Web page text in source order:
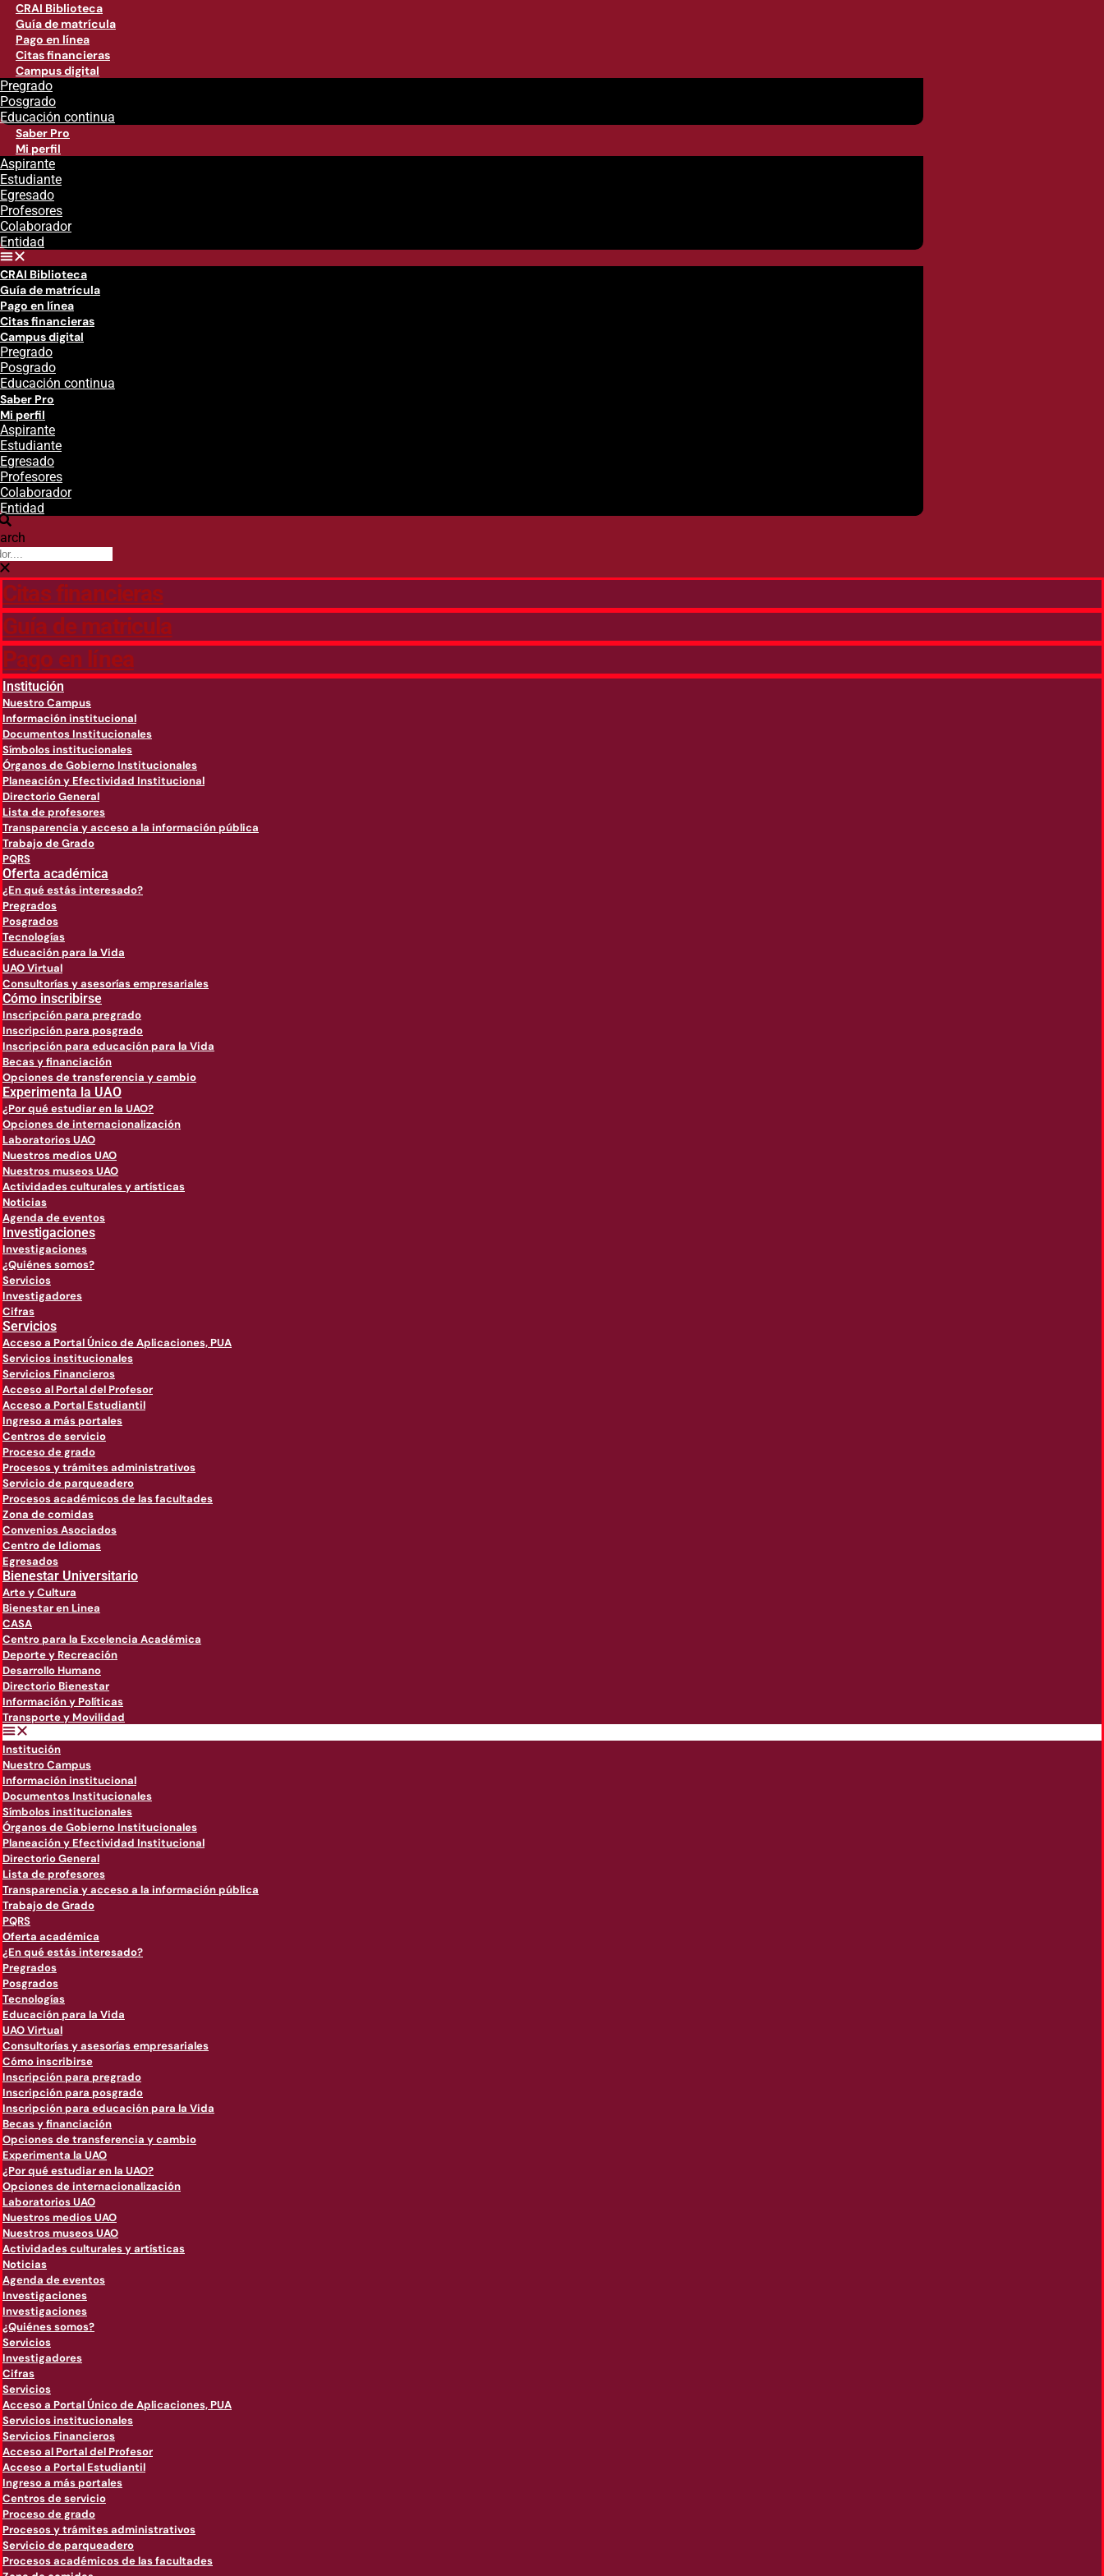
CRAI Biblioteca
Guía de matrícula
Pago en línea
Citas financieras
Campus digital
Pregrado
Posgrado
Educación continua
Saber Pro
Mi perfil
Aspirante
Estudiante
Egresado
Profesores
Colaborador
Entidad
CRAI Biblioteca
Guía de matrícula
Pago en línea
Citas financieras
Campus digital
Pregrado
Posgrado
Educación continua
Saber Pro
Mi perfil
Aspirante
Estudiante
Egresado
Profesores
Colaborador
Entidad
Citas financieras
Guía de matricula
Pago en línea
Institución
Nuestro Campus
Información institucional
Documentos Institucionales
Símbolos institucionales
Órganos de Gobierno Institucionales
Planeación y Efectividad Institucional
Directorio General
Lista de profesores
Transparencia y acceso a la información pública
Trabajo de Grado
PQRS
Oferta académica
¿En qué estás interesado?
Pregrados
Posgrados
Tecnologías
Educación para la Vida
UAO Virtual
Consultorías y asesorías empresariales
Cómo inscribirse
Inscripción para pregrado
Inscripción para posgrado
Inscripción para educación para la Vida
Becas y financiación
Opciones de transferencia y cambio
Experimenta la UAO
¿Por qué estudiar en la UAO?
Opciones de internacionalización
Laboratorios UAO
Nuestros medios UAO
Nuestros museos UAO
Actividades culturales y artísticas
Noticias
Agenda de eventos
Investigaciones
Investigaciones
¿Quiénes somos?
Servicios
Investigadores
Cifras
Servicios
Acceso a Portal Único de Aplicaciones, PUA
Servicios institucionales
Servicios Financieros
Acceso al Portal del Profesor
Acceso a Portal Estudiantil
Ingreso a más portales
Centros de servicio
Proceso de grado
Procesos y trámites administrativos
Servicio de parqueadero
Procesos académicos de las facultades
Zona de comidas
Convenios Asociados
Centro de Idiomas
Egresados
Bienestar Universitario
Arte y Cultura
Bienestar en Linea
CASA
Centro para la Excelencia Académica
Deporte y Recreación
Desarrollo Humano
Directorio Bienestar
Información y Políticas
Transporte y Movilidad
Institución
Nuestro Campus
Información institucional
Documentos Institucionales
Símbolos institucionales
Órganos de Gobierno Institucionales
Planeación y Efectividad Institucional
Directorio General
Lista de profesores
Transparencia y acceso a la información pública
Trabajo de Grado
PQRS
Oferta académica
¿En qué estás interesado?
Pregrados
Posgrados
Tecnologías
Educación para la Vida
UAO Virtual
Consultorías y asesorías empresariales
Cómo inscribirse
Inscripción para pregrado
Inscripción para posgrado
Inscripción para educación para la Vida
Becas y financiación
Opciones de transferencia y cambio
Experimenta la UAO
¿Por qué estudiar en la UAO?
Opciones de internacionalización
Laboratorios UAO
Nuestros medios UAO
Nuestros museos UAO
Actividades culturales y artísticas
Noticias
Agenda de eventos
Investigaciones
Investigaciones
¿Quiénes somos?
Servicios
Investigadores
Cifras
Servicios
Acceso a Portal Único de Aplicaciones, PUA
Servicios institucionales
Servicios Financieros
Acceso al Portal del Profesor
Acceso a Portal Estudiantil
Ingreso a más portales
Centros de servicio
Proceso de grado
Procesos y trámites administrativos
Servicio de parqueadero
Procesos académicos de las facultades